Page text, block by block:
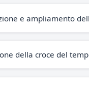
e ampliamento
della croce del